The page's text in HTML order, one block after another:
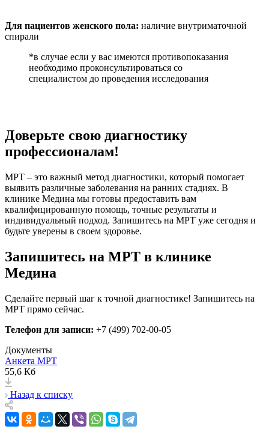
Для пациентов женского пола: наличие внутриматочной
спирали
*в случае если у вас имеются противопоказания
необходимо проконсультироваться со
специалистом до проведения исследования
Доверьте свою диагностику
профессионалам!
МРТ – это важный метод диагностики, который помогает
выявить различные заболевания на ранних стадиях. В
клинике Медина мы готовы предоставить вам
квалифицированную помощь, точные результаты и
индивидуальный подход. Запишитесь на МРТ уже сегодня и
будьте уверены в своем здоровье.
Запишитесь на МРТ в клинике
Медина
Сделайте первый шаг к точной диагностике! Запишитесь на
МРТ прямо сейчас.
Телефон для записи: +7 (499) 702-00-05
Документы
Анкета МРТ
55,6 Кб
Назад к списку